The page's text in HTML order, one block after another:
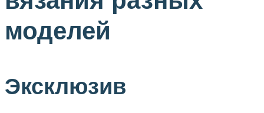
моделей
Эксклюзив